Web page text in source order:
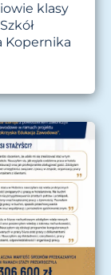
klasy
Kopernika